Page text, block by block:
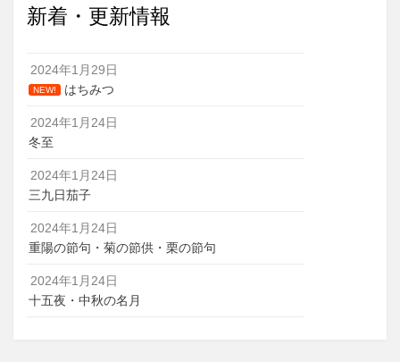
新着・更新情報
2024年1月29日
NEW! はちみつ
2024年1月24日
冬至
2024年1月24日
三九日茄子
2024年1月24日
重陽の節句・菊の節供・栗の節句
2024年1月24日
十五夜・中秋の名月